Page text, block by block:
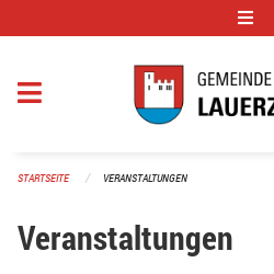
STARTSEITE VERANSTALTUNGEN
Veranstaltungen